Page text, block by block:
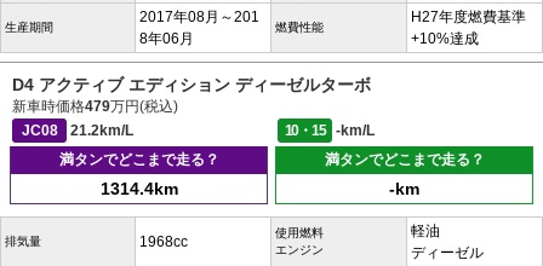
生産期間
2017年08月～201
8年06月
燃費性能
H27年度燃費基準
+10%達成
D4 アクティブ エディション ディーゼルターボ
新車時価格479万円(税込)
JC08
21.2km/L 10・15
-km/L
満タンでどこまで走る？
1314.4km
満タンでどこまで走る？
-km
排気量 1968cc
使用燃料
エンジン
軽油
ディーゼル